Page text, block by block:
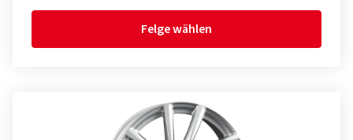
Felge wählen